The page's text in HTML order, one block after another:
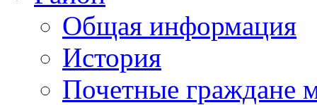
Общая информация
История
Почетные граждане